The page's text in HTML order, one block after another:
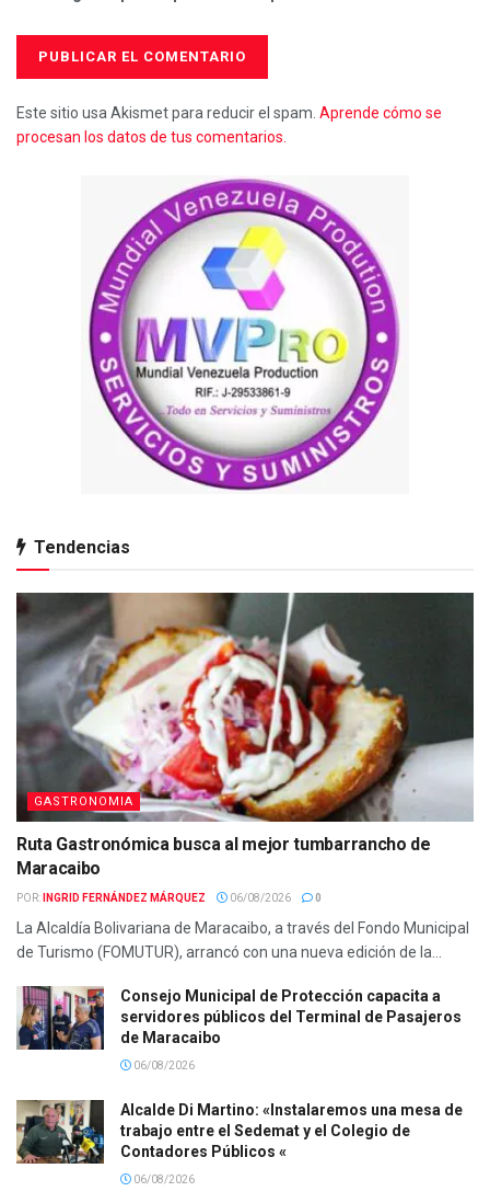
Este sitio usa Akismet para reducir el spam. Aprende cómo se
procesan los datos de tus comentarios.
Tendencias
GASTRONOMIA
Ruta Gastronómica busca al mejor tumbarrancho de
Maracaibo
POR: INGRID FERNÁNDEZ MÁRQUEZ 06/08/2026 0
La Alcaldía Bolivariana de Maracaibo, a través del Fondo Municipal
de Turismo (FOMUTUR), arrancó con una nueva edición de la...
Consejo Municipal de Protección capacita a
servidores públicos del Terminal de Pasajeros
de Maracaibo
06/08/2026
Alcalde Di Martino: «Instalaremos una mesa de
trabajo entre el Sedemat y el Colegio de
Contadores Públicos «
06/08/2026